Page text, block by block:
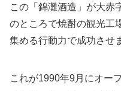
この「錦灘酒造」が大赤
のところで焼酎の観光工
集める行動力で成功させ
これが1990年9月にオー